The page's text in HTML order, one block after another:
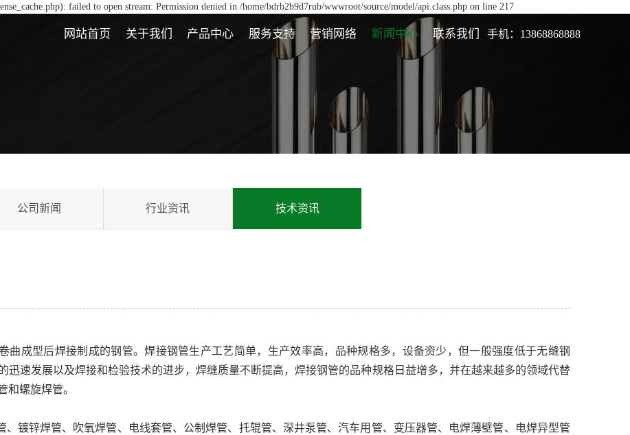
failed to open stream: Permission denied in /home/bdrb2b9d7rub/wwwroot/source/model/api.class.php on line 217
网站首页 关于我们 产品中心 服务支持 营销网络 新闻中心 联系我们 手机：13868868888
公司新闻 行业资讯 技术资讯
曲成型后焊接制成的钢管。焊接钢管生产工艺简单，生产效率高，品种规格多，设备资少，但一般强度低于无缝钢
迅速发展以及焊接和检验技术的进步，焊缝质量不断提高，焊接钢管的品种规格日益增多，并在越来越多的领域代替
和螺旋焊管。
镀锌焊管、吹氧焊管、电线套管、公制焊管、托辊管、深井泵管、汽车用管、变压器管、电焊薄壁管、电焊异型管